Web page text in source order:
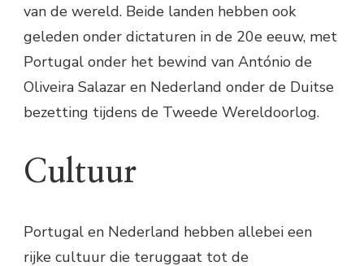
van de wereld. Beide landen hebben ook
geleden onder dictaturen in de 20e eeuw, met
Portugal onder het bewind van António de
Oliveira Salazar en Nederland onder de Duitse
bezetting tijdens de Tweede Wereldoorlog.
Cultuur
Portugal en Nederland hebben allebei een
rijke cultuur die teruggaat tot de